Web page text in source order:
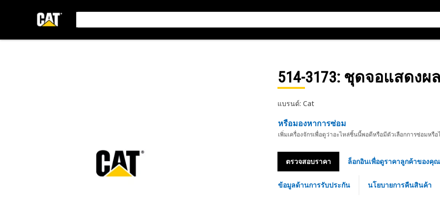
514-3173: ชุดจอแสดงผ
แบรนด์: Cat
หรือมองหาการซ่อม
เพิ่มเครื่องจักรเพื่อดูว่าอะไหล่ชิ้นนี้พอดีหรือมีตัวเลือกการซ่อมหรือ
ตรวจสอบราคา ล็อกอินเพื่อดูราคาลูกค้าของคุณ
ข้อมูลด้านการรับประกัน นโยบายการคืนสินค้า